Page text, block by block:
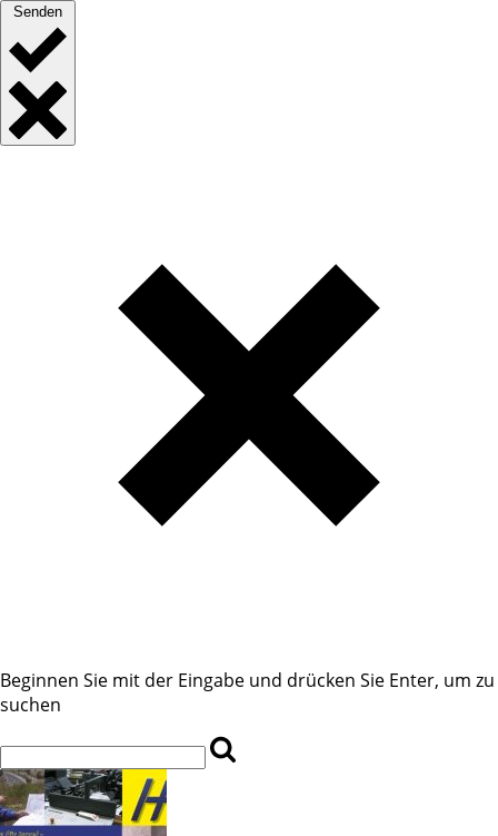
Senden
Beginnen Sie mit der Eingabe und drücken Sie Enter, um zu
suchen